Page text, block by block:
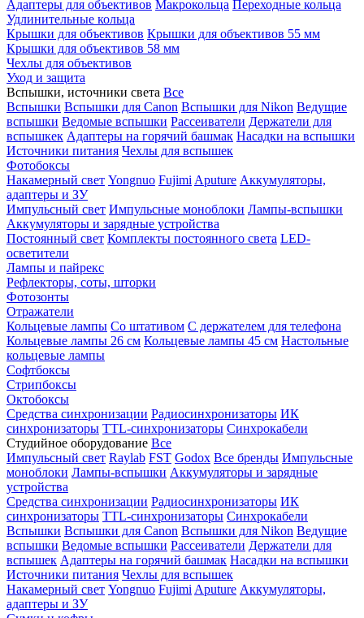
Адаптеры для объективов Макрокольца Переходные кольца
Удлинительные кольца
Крышки для объективов Крышки для объективов 55 мм
Крышки для объективов 58 мм
Чехлы для объективов
Уход и защита
Вспышки, источники света Все
Вспышки Вспышки для Canon Вспышки для Nikon Ведущие
вспышки Ведомые вспышки Рассеиватели Держатели для
вспышкек Адаптеры на горячий башмак Насадки на вспышки
Источники питания Чехлы для вспышек
Фотобоксы
Накамерный свет Yongnuo Fujimi Aputure Аккумуляторы,
адаптеры и ЗУ
Импульсный свет Импульсные моноблоки Лампы-вспышки
Аккумуляторы и зарядные устройства
Постоянный свет Комплекты постоянного света LED-
осветители
Лампы и пайрекс
Рефлекторы, соты, шторки
Фотозонты
Отражатели
Кольцевые лампы Со штативом С держателем для телефона
Кольцевые лампы 26 см Кольцевые лампы 45 см Настольные
кольцевые лампы
Софтбоксы
Стрипбоксы
Октобоксы
Средства синхронизации Радиосинхронизаторы ИК
синхронизаторы TTL-синхронизаторы Синхрокабели
Студийное оборудование Все
Импульсный свет Raylab FST Godox Все бренды Импульсные
моноблоки Лампы-вспышки Аккумуляторы и зарядные
устройства
Средства синхронизации Радиосинхронизаторы ИК
синхронизаторы TTL-синхронизаторы Синхрокабели
Вспышки Вспышки для Canon Вспышки для Nikon Ведущие
вспышки Ведомые вспышки Рассеиватели Держатели для
вспышек Адаптеры на горячий башмак Насадки на вспышки
Источники питания Чехлы для вспышек
Накамерный свет Yongnuo Fujimi Aputure Аккумуляторы,
адаптеры и ЗУ